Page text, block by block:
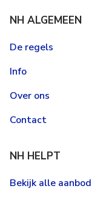
NH ALGEMEEN
De regels
Info
Over ons
Contact
NH HELPT
Bekijk alle aanbod